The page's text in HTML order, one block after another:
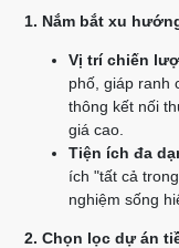
1. Nắm bắt xu
Vị trí chiến
phố, giáp ranh
thông kết nối
giá cao.
Tiện ích đa
ích "tất cả
nghiệm sống
2. Chọn lọc dự án